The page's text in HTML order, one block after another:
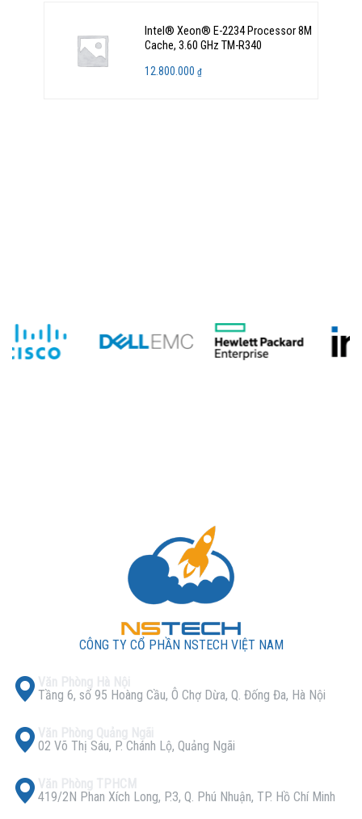
Intel® Xeon® E-2234 Processor 8M
Cache, 3.60 GHz TM-R340
12.800.000₫
CÔNG TY CỔ PHẦN NSTECH VIỆT NAM
Tầng 6, số 95 Hoàng Cầu, Ô Chợ Dừa, Q. Đống Đa, Hà Nội
02 Võ Thị Sáu, P. Chánh Lộ, Quảng Ngãi
419/2N Phan Xích Long, P.3, Q. Phú Nhuận, TP. Hồ Chí Minh